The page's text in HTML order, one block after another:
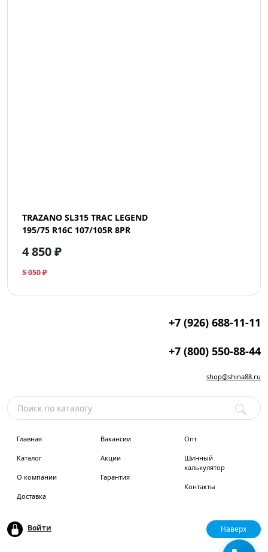
TRAZANO SL315 TRAC LEGEND
195/75 R16C 107/105R 8PR
4 850 ₽
5 050 ₽
+7 (926) 688-11-11
+7 (800) 550-88-44
shop@shina88.ru
Главная
Каталог
О компании
Доставка
Вакансии
Акции
Гарантия
Опт
Шинный
калькулятор
Контакты
Войти Наверх